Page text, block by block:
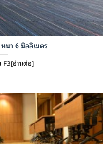
นา 6 มิลลิเมตร
F3[อ่านต่อ]